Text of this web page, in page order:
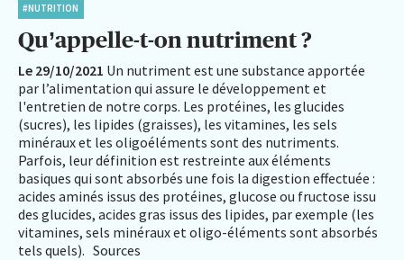
#NUTRITION
Qu’appelle-t-on nutriment ?
Le 29/10/2021 Un nutriment est une substance apportée
par l’alimentation qui assure le développement et
l'entretien de notre corps. Les protéines, les glucides
(sucres), les lipides (graisses), les vitamines, les sels
minéraux et les oligoéléments sont des nutriments.
Parfois, leur définition est restreinte aux éléments
basiques qui sont absorbés une fois la digestion effectuée :
acides aminés issus des protéines, glucose ou fructose issu
des glucides, acides gras issus des lipides, par exemple (les
vitamines, sels minéraux et oligo-éléments sont absorbés
tels quels). Sources